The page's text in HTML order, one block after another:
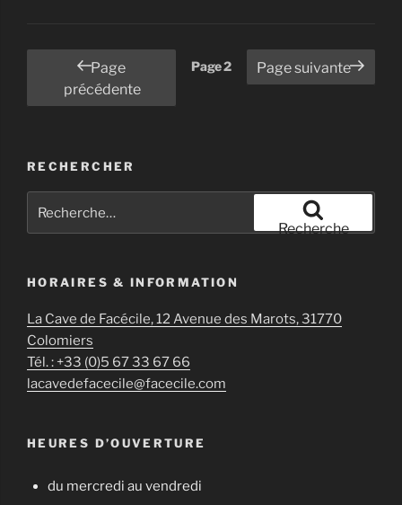
Pagination
publications
Page
précédente
Page2 Page suivante
RECHERCHER
Recherche
HORAIRES & INFORMATION
La Cave de Facécile, 12 Avenue des Marots, 31770
Colomiers
Tél. : +33 (0)5 67 33 67 66
lacavedefacecile@facecile.com
HEURES D’OUVERTURE
du mercredi au vendredi